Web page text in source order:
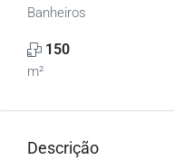
Banheiros
150
m²
Descrição